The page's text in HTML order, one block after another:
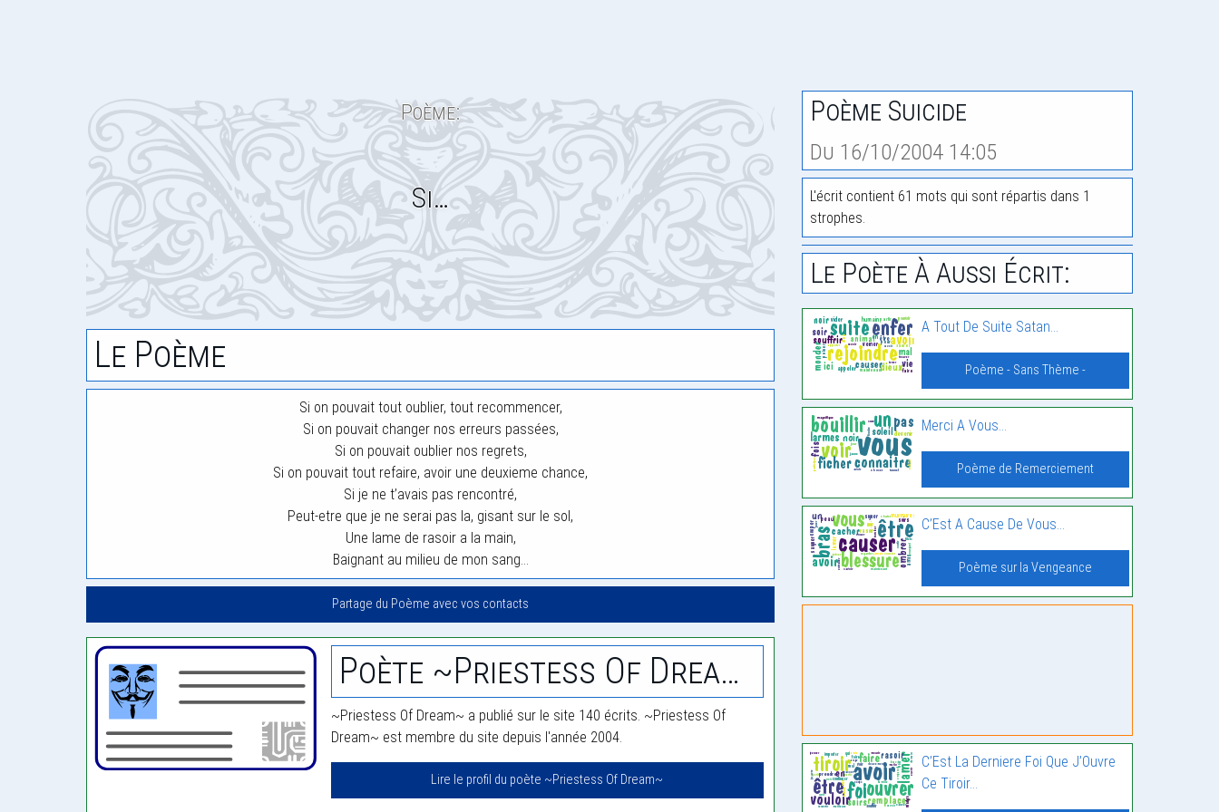
Poème:
Si…
Le Poème
Si on pouvait tout oublier, tout recommencer,
Si on pouvait changer nos erreurs passées,
Si on pouvait oublier nos regrets,
Si on pouvait tout refaire, avoir une deuxieme chance,
Si je ne t’avais pas rencontré,
Peut-etre que je ne serai pas la, gisant sur le sol,
Une lame de rasoir a la main,
Baignant au milieu de mon sang…
Partage du Poème avec vos contacts
Poète ~Priestess Of Dream~
~Priestess Of Dream~ a publié sur le site 140 écrits. ~Priestess Of
Dream~ est membre du site depuis l'année 2004.
Lire le profil du poète ~Priestess Of Dream~
Poème Suicide
Du 16/10/2004 14:05
L'écrit contient 61 mots qui sont répartis dans 1
strophes.
Le Poète À Aussi Écrit:
A Tout De Suite Satan…
Poème - Sans Thème -
Merci A Vous…
Poème de Remerciement
C’Est A Cause De Vous…
Poème sur la Vengeance
C’Est La Derniere Foi Que J’Ouvre
Ce Tiroir…